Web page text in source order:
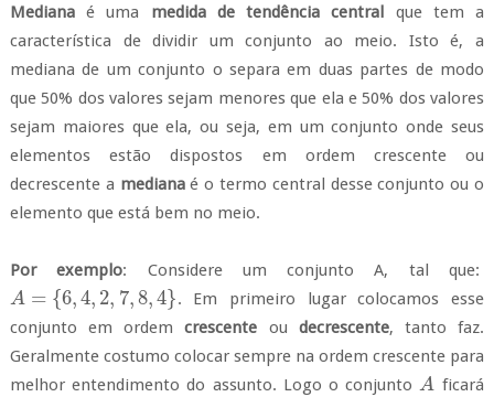
Medianaé uma medida de tendência central que tem a
característica de dividir um conjunto ao meio. Isto é, a
mediana de um conjunto o separa em duas partes de modo
que 50% dos valores sejam menores que ela e 50% dos valores
sejam maiores que ela, ou seja, em um conjunto onde seus
elementos estão dispostos em ordem crescente ou
decrescente a medianaé o termo central desse conjunto ou o
elemento que está bem no meio.
Por exemplo: Considere um conjunto A, tal que:
A = {6,4, 2, 7,8,4}
A= {6, 4,2,7,8 ,4} . Em primeiro lugar colocamos esse
conjunto em ordemcrescente ou decrescente, tanto faz.
Geralmente costumo colocar sempre na ordem crescente para
melhor entendimento do assunto. Logo o conjuntoA
A
ficará